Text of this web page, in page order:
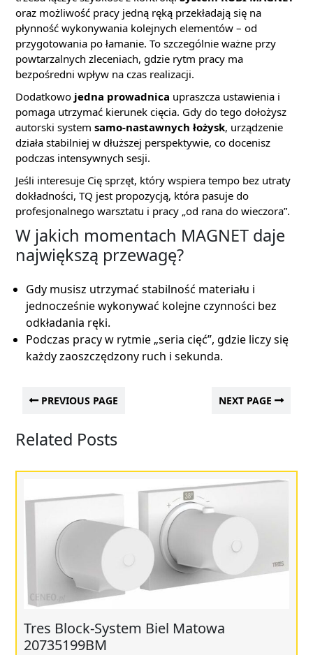
oraz możliwość pracy jedną ręką przekładają się na
płynność wykonywania kolejnych elementów – od
przygotowania po łamanie. To szczególnie ważne przy
powtarzalnych zleceniach, gdzie rytm pracy ma
bezpośredni wpływ na czas realizacji.
Dodatkowo jedna prowadnica upraszcza ustawienia i
pomaga utrzymać kierunek cięcia. Gdy do tego dołożysz
autorski system samo-nastawnych łożysk, urządzenie
działa stabilniej w dłuższej perspektywie, co docenisz
podczas intensywnych sesji.
Jeśli interesuje Cię sprzęt, który wspiera tempo bez utraty
dokładności, TQ jest propozycją, która pasuje do
profesjonalnego warsztatu i pracy „od rana do wieczora”.
W jakich momentach MAGNET daje
największą przewagę?
Gdy musisz utrzymać stabilność materiału i
jednocześnie wykonywać kolejne czynności bez
odkładania ręki.
Podczas pracy w rytmie „seria cięć”, gdzie liczy się
każdy zaoszczędzony ruch i sekunda.
PREVIOUS PAGE NEXT PAGE
Related Posts
Tres Block-System Biel Matowa
20735199BM